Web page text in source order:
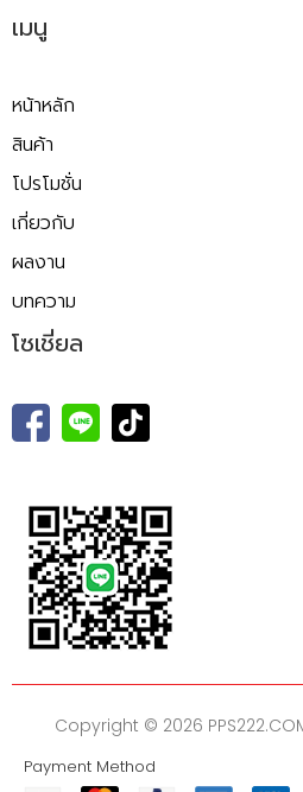
เมนู
หน้าหลัก
สินค้า
โปรโมชั่น
เกี่ยวกับ
ผลงาน
บทความ
โซเชี่ยล
Payment Method
Copyright © 2026